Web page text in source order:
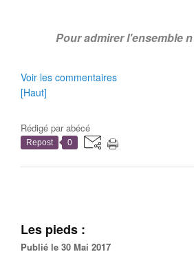
Pour admirer l'ensemble
Voir les commentaires
[Haut]
Rédigé parabécé
Repost 0
Les pieds :
Publié le 30 Mai 2017